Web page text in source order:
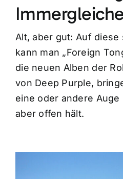
Alt, aber gut: Auf diese
kann man „Foreign
die neuen Alben der
von Deep Purple,
eine oder andere
aber offen hält.